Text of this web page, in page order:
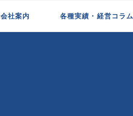
会社案内 各種実績・経営コラム